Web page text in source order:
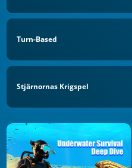
Turn-Based
Stjärnornas Krigspel